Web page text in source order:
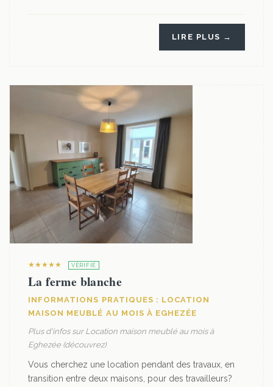
LIRE PLUS →
★★★★★ VÉRIFIÉ
La ferme blanche
INFORMATIONS PRATIQUES : LOCATION
MAISON MEUBLÉ AU MOIS À EGHEZÉE
Plus d'infos sur Location maison meublé au mois à
Eghezée (découvrez)
Vous cherchez une location pendant des travaux, en
transition entre deux maisons, pour des travailleurs?